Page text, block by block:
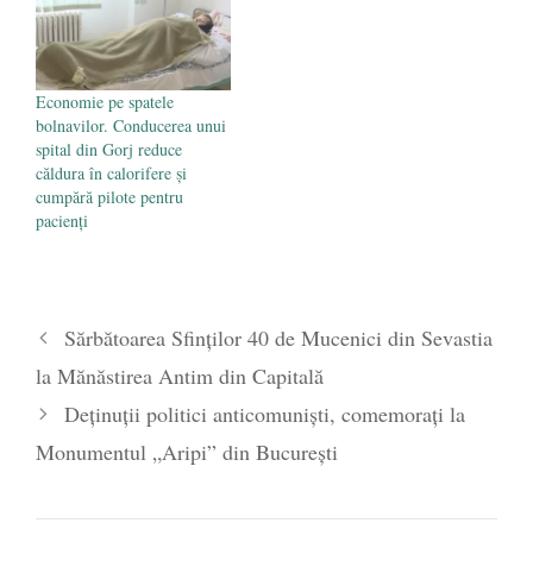
Economie pe spatele
bolnavilor. Conducerea unui
spital din Gorj reduce
căldura în calorifere și
cumpără pilote pentru
pacienți
Sărbătoarea Sfinților 40 de Mucenici din Sevastia
la Mănăstirea Antim din Capitală
Deținuții politici anticomuniști, comemorați la
Monumentul „Aripi” din București